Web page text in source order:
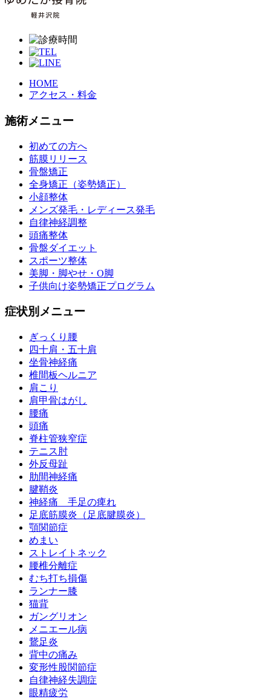
HOME
アクセス・料金
施術メニュー
初めての方へ
筋膜リリース
骨盤矯正
全身矯正（姿勢矯正）
小顔整体
メンズ発毛・レディース発毛
自律神経調整
頭痛整体
骨盤ダイエット
スポーツ整体
美脚・脚やせ・O脚
子供向け姿勢矯正プログラム
症状別メニュー
ぎっくり腰
四十肩・五十肩
坐骨神経痛
椎間板ヘルニア
肩こり
肩甲骨はがし
腰痛
頭痛
脊柱管狭窄症
テニス肘
外反母趾
肋間神経痛
腱鞘炎
神経痛 手足の痺れ
足底筋膜炎（足底腱膜炎）
顎関節症
めまい
ストレイトネック
腰椎分離症
むち打ち損傷
ランナー膝
猫背
ガングリオン
メニエール病
鵞足炎
背中の痛み
変形性股関節症
自律神経失調症
眼精疲労